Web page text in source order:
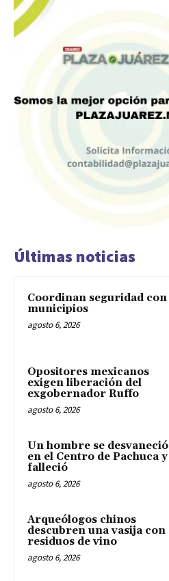
Últimas noticias
Coordinan seguridad con
municipios
agosto 6, 2026
Opositores mexicanos
exigen liberación del
exgobernador Ruffo
agosto 6, 2026
Un hombre se desvaneció
en el Centro de Pachuca y
falleció
agosto 6, 2026
Arqueólogos chinos
descubren una vasija con
residuos de vino
agosto 6, 2026